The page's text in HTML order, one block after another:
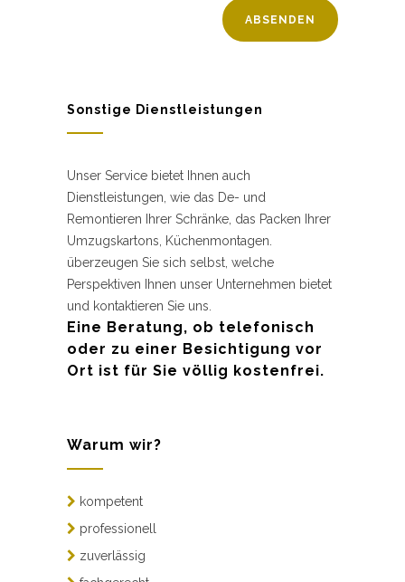
Sonstige Dienstleistungen
Unser Service bietet Ihnen auch
Dienstleistungen, wie das De- und
Remontieren Ihrer Schränke, das Packen Ihrer
Umzugskartons, Küchenmontagen.
überzeugen Sie sich selbst, welche
Perspektiven Ihnen unser Unternehmen bietet
und kontaktieren Sie uns.
Eine Beratung, ob telefonisch
oder zu einer Besichtigung vor
Ort ist für Sie völlig kostenfrei.
Warum wir?
kompetent
professionell
zuverlässig